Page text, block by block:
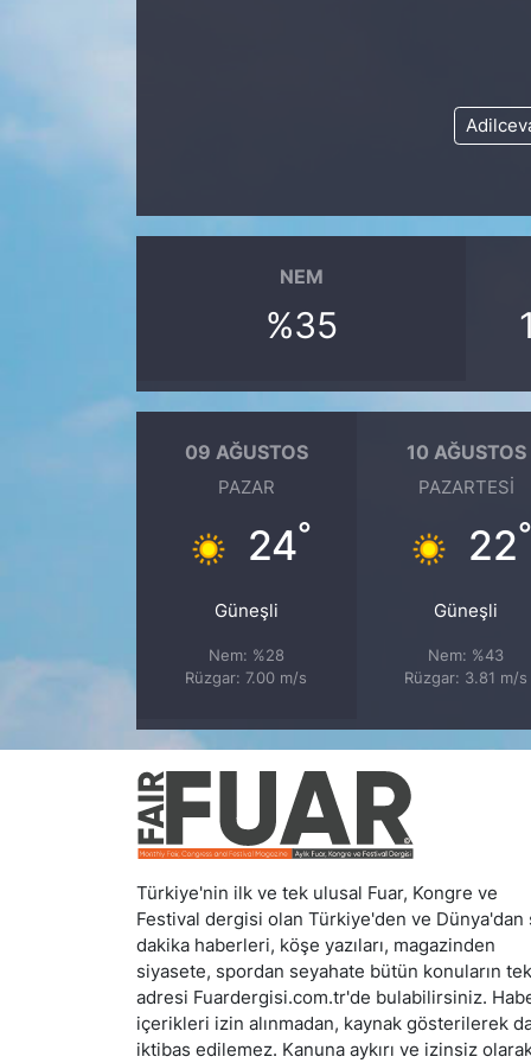
NEM
%35
09 AĞUSTOS
PAZAR
24°
Güneşli
Nem: %28
Rüzgar: 7.00 m/s
10 AĞUSTOS
PAZARTESI
22°
Güneşli
Nem: %43
Rüzgar: 3.81 m/s
Türkiye'nin ilk ve tek ulusal Fuar, Kongre ve
Festival dergisi olan Türkiye'den ve Dünya'dan
dakika haberleri, köşe yazıları, magazinden
siyasete, spordan seyahate bütün konuların tek
adresi Fuardergisi.com.tr'de bulabilirsiniz.
içerikleri izin alınmadan, kaynak gösterilerek
iktibas edilemez. Kanuna aykırı ve izinsiz
BİYOGRAFİLER